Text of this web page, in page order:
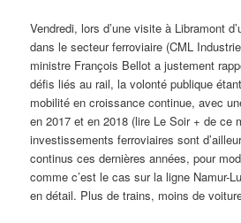
Vendredi, lors d’une visite à Libramont
dans le secteur ferroviaire (CML
ministre François Bellot a justement
défis liés au rail, la volonté publique
mobilité en croissance continue, avec
en 2017 et en 2018 (lire Le Soir + de ce
investissements ferroviaires sont
continus ces dernières années, pour
comme c’est le cas sur la ligne Namur-
en détail. Plus de trains, moins de